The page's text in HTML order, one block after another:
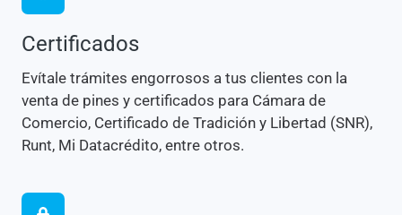
Certificados
Evítale trámites engorrosos a tus clientes con la
venta de pines y certificados para Cámara de
Comercio, Certificado de Tradición y Libertad (SNR),
Runt, Mi Datacrédito, entre otros.